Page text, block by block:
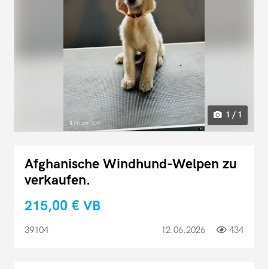
1 / 1
Afghanische Windhund-Welpen zu
verkaufen.
215,00 € VB
39104 12.06.2026 434